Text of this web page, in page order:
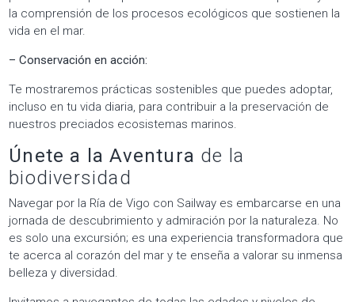
la comprensión de los procesos ecológicos que sostienen la
vida en el mar.
– Conservación en acción:
Te mostraremos prácticas sostenibles que puedes adoptar,
incluso en tu vida diaria, para contribuir a la preservación de
nuestros preciados ecosistemas marinos.
Únete a la Aventura de la
biodiversidad
Navegar por la Ría de Vigo con Sailway es embarcarse en una
jornada de descubrimiento y admiración por la naturaleza. No
es solo una excursión; es una experiencia transformadora que
te acerca al corazón del mar y te enseña a valorar su inmensa
belleza y diversidad.